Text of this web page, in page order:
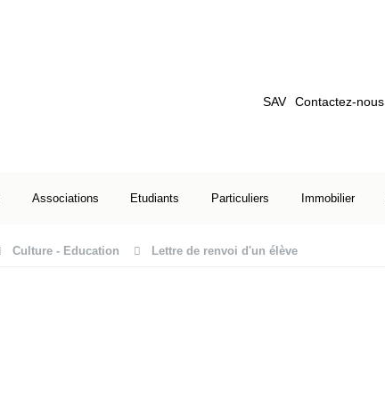
SAV Contactez-nous
Associations Etudiants Particuliers Immobilier
Culture - Education Lettre de renvoi d'un élève